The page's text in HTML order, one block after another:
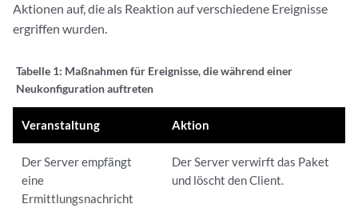
Aktionen auf, die als Reaktion auf verschiedene Ereignisse
ergriffen wurden.
Tabelle 1: Maßnahmen für Ereignisse, die während einer
Neukonfiguration auftreten
Veranstaltung Aktion
Der Server empfängt
eine
Ermittlungsnachricht
Der Server verwirft das Paket
und löscht den Client.